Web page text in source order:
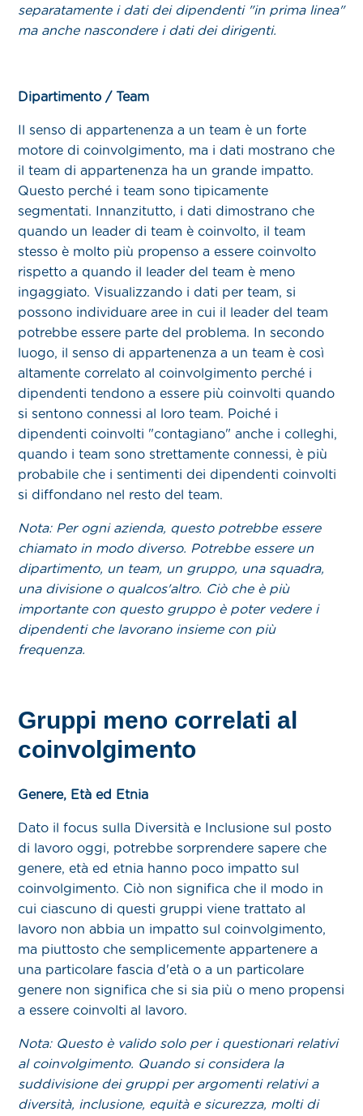
separatamente i dati dei dipendenti "in prima linea"
ma anche nascondere i dati dei dirigenti.
Dipartimento / Team
Il senso di appartenenza a un team è un forte
motore di coinvolgimento, ma i dati mostrano che
il team di appartenenza ha un grande impatto.
Questo perché i team sono tipicamente
segmentati. Innanzitutto, i dati dimostrano che
quando un leader di team è coinvolto, il team
stesso è molto più propenso a essere coinvolto
rispetto a quando il leader del team è meno
ingaggiato. Visualizzando i dati per team, si
possono individuare aree in cui il leader del team
potrebbe essere parte del problema. In secondo
luogo, il senso di appartenenza a un team è così
altamente correlato al coinvolgimento perché i
dipendenti tendono a essere più coinvolti quando
si sentono connessi al loro team. Poiché i
dipendenti coinvolti "contagiano" anche i colleghi,
quando i team sono strettamente connessi, è più
probabile che i sentimenti dei dipendenti coinvolti
si diffondano nel resto del team.
Nota: Per ogni azienda, questo potrebbe essere
chiamato in modo diverso. Potrebbe essere un
dipartimento, un team, un gruppo, una squadra,
una divisione o qualcos'altro. Ciò che è più
importante con questo gruppo è poter vedere i
dipendenti che lavorano insieme con più
frequenza.
Gruppi meno correlati al
coinvolgimento
Genere, Età ed Etnia
Dato il focus sulla Diversità e Inclusione sul posto
di lavoro oggi, potrebbe sorprendere sapere che
genere, età ed etnia hanno poco impatto sul
coinvolgimento. Ciò non significa che il modo in
cui ciascuno di questi gruppi viene trattato al
lavoro non abbia un impatto sul coinvolgimento,
ma piuttosto che semplicemente appartenere a
una particolare fascia d'età o a un particolare
genere non significa che si sia più o meno propensi
a essere coinvolti al lavoro.
Nota: Questo è valido solo per i questionari relativi
al coinvolgimento. Quando si considera la
suddivisione dei gruppi per argomenti relativi a
diversità, inclusione, equità e sicurezza, molti di